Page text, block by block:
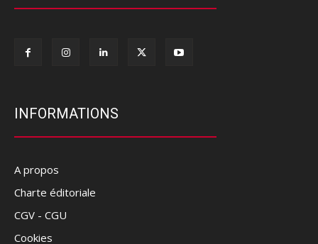
INFORMATIONS
A propos
Charte éditoriale
CGV - CGU
Cookies